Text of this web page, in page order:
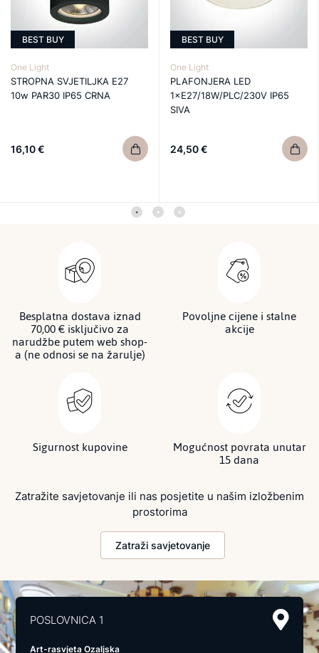
BEST BUY
One Light
STROPNA SVJETILJKA E27
10w PAR30 IP65 CRNA
16,10 €
BEST BUY
One Light
PLAFONJERA LED
1×E27/18W/PLC/230V IP65
SIVA
24,50 €
Besplatna dostava iznad
70,00 € isključivo za
narudžbe putem web shop-
a (ne odnosi se na žarulje)
Povoljne cijene i stalne
akcije
Sigurnost kupovine Mogućnost povrata unutar
15 dana
Zatražite savjetovanje ili nas posjetite u našim izložbenim
prostorima
Zatraži savjetovanje
POSLOVNICA 1
Art-rasvjeta Ozaljska